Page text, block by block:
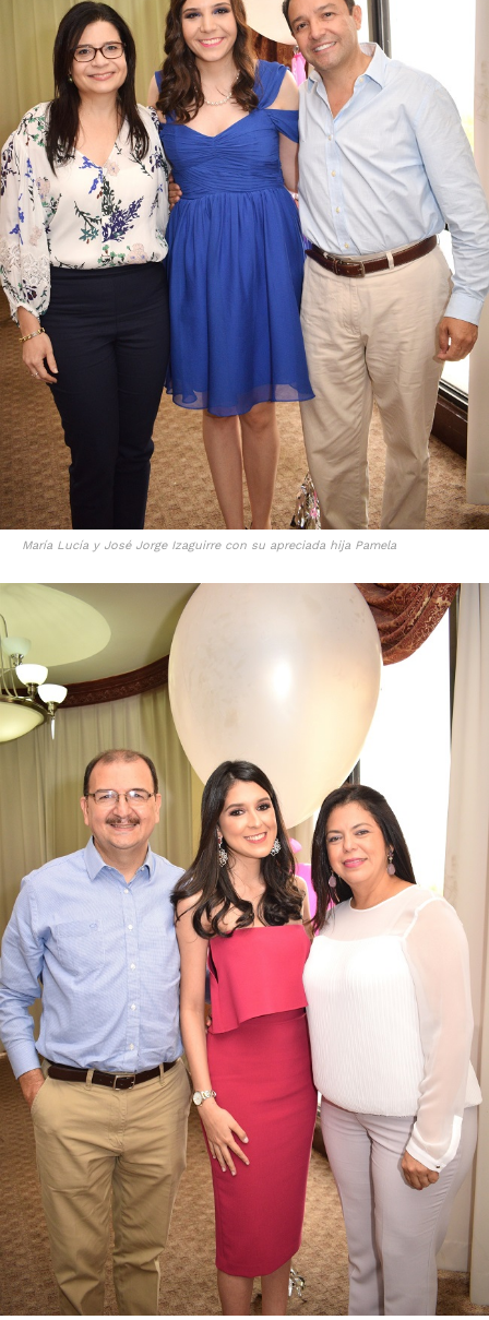
María Lucía y José Jorge Izaguirre con su apreciada hija Pamela